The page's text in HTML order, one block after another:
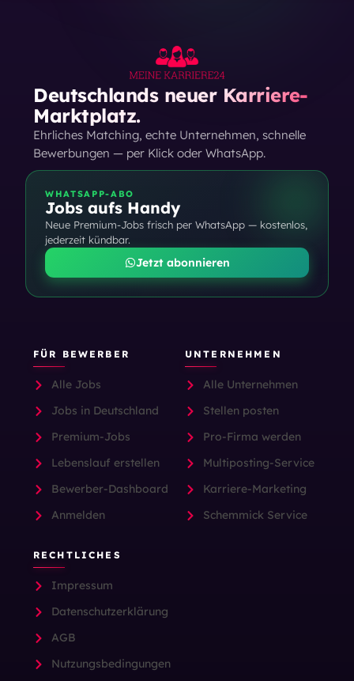
Deutschlands neuer Karriere-
Marktplatz.
Ehrliches Matching, echte Unternehmen, schnelle
Bewerbungen — per Klick oder WhatsApp.
WHATSAPP-ABO
Jobs aufs Handy
Neue Premium-Jobs frisch per WhatsApp — kostenlos,
jederzeit kündbar.
Jetzt abonnieren
FÜR BEWERBER
Alle Jobs
Jobs in Deutschland
Premium-Jobs
Lebenslauf erstellen
Bewerber-Dashboard
Anmelden
UNTERNEHMEN
Alle Unternehmen
Stellen posten
Pro-Firma werden
Multiposting-Service
Karriere-Marketing
Schemmick Service
RECHTLICHES
Impressum
Datenschutzerklärung
AGB
Nutzungsbedingungen